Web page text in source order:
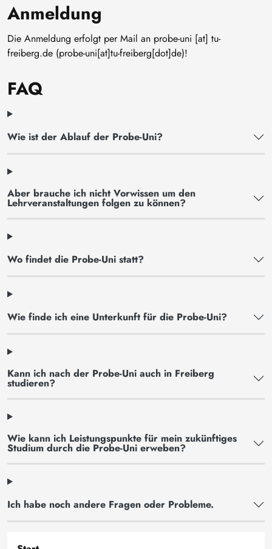
Anmeldung
Die Anmeldung erfolgt per Mail an probe-uni [at] tu-
freiberg.de (probe-uni[at]tu-freiberg[dot]de)!
FAQ
Wie ist der Ablauf der Probe-Uni?
Aber brauche ich nicht Vorwissen um den
Lehrveranstaltungen folgen zu können?
Wo findet die Probe-Uni statt?
Wie finde ich eine Unterkunft für die Probe-Uni?
Kann ich nach der Probe-Uni auch in Freiberg
studieren?
Wie kann ich Leistungspunkte für mein zukünftiges
Studium durch die Probe-Uni erweben?
Ich habe noch andere Fragen oder Probleme.